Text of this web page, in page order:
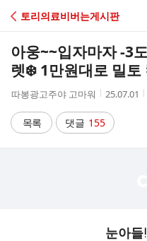
C
A
토리의료비버는게시판
아웅~~입자마자 -3
렛❄️ 1만원대로 밀토
작
자
따봉광고주야 고마워
작
시
간
25.07.01
목록 댓글 155
눈아들